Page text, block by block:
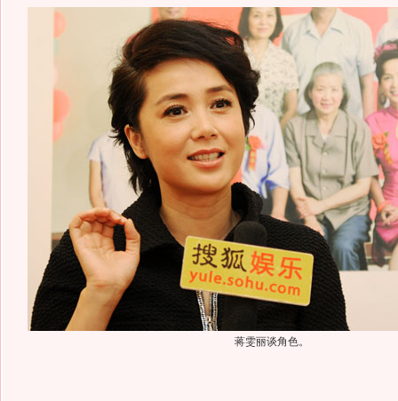
蒋雯丽谈角色。